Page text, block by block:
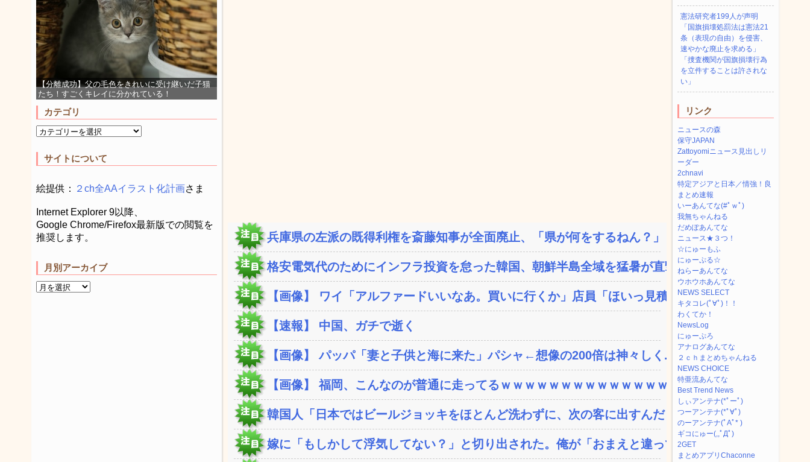
【分離成功】父の毛色をきれいに受け継いだ子猫
たち！すごくキレイに分かれている！
カテゴリ
サイトについて
絵提供： ２ch全AAイラスト化計画さま
Internet Explorer 9以降、
Google Chrome/Firefox最新版での閲覧を
推奨します。
月別アーカイブ
兵庫県の左派の既得利権を斎藤知事が全面廃止、「県が何をするねん？」と存...
格安電気代のためにインフラ投資を怠った韓国、朝鮮半島全域を猛暑が直撃し...
【画像】 ワイ「アルファードいいなあ。買いに行くか」店員「ほいっ見積も...
【速報】 中国、ガチで逝く
【画像】 パッパ「妻と子供と海に来た」パシャ←想像の200倍は神々しく...
【画像】 福岡、こんなのが普通に走ってるｗｗｗｗｗｗｗｗｗｗｗｗｗｗｗ...
韓国人「日本ではビールジョッキをほとんど洗わずに、次の客に出すんだ！ ...
嫁に「もしかして浮気してない？」と切り出された。俺が「おまえと違って浮...
憲法研究者199人が声明
「国旗損壊処罰法は憲法21
条（表現の自由）を侵害、
速やかな廃止を求める」
「捜査機関が国旗損壊行為
を立件することは許されな
い」
リンク
ニュースの森
保守JAPAN
Zattoyomiニュース見出しリ
ーダー
2chnavi
特定アジアと日本／情強！良
まとめ速報
いーあんてな(#ﾟｗﾟ)
我無ちゃんねる
だめぽあんてな
ニュース★３つ！
☆にゅーもふ
にゅーぷる☆
ねらーあんてな
ウホウホあんてな
NEWS SELECT
キタコレ(ﾟ∀ﾟ)！！
わくてか！
NewsLog
にゅーぷろ
アナログあんてな
２ｃｈまとめちゃんねる
NEWS CHOICE
特亜流あんてな
Best Trend News
しぃアンテナ(*ﾟーﾟ)
つーアンテナ(*ﾟ∀ﾟ)
のーアンテナ(ﾟAﾟ* )
ギコにゅー(,,ﾟДﾟ)
2GET
まとめアプリChaconne